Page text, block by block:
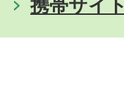
携帯サイト